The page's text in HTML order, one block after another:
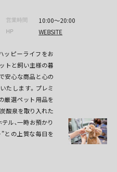
営業時間 10:00〜20:00
HP WEBSITE
ッピーライフをお
トと飼い主様の暮
安心な商品と心の
たします。プレミ
厳選ペット用品を
酸泉を取り入れた
ル、一時お預かり
との上質な毎日を